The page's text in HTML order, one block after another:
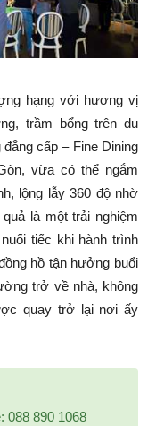
hạng với hương vị
trầm bổng trên du
cấp – Fine Dining
vừa có thể ngắm
lộng lẫy 360 độ nhờ
là một trải nghiệm
tiếc khi hành trình
hồ tận hưởng buổi
trở về nhà, không
quay trở lại nơi ấy
088 890 1068